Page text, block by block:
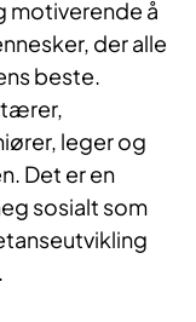
motiverende å
der alle
beste.
leger og
Det er en
sosialt som